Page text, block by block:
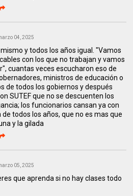
04, 2025
y todos los años igual. "Vamos
con los que no trabajan y vamos
cuantas veces escucharon eso de
ministros de educación o
de todos los gobiernos y después
SUTEF que no se descuenten los
los funcionarios cansan ya con
de todos los años, que no es mas que
y la gilada
05, 2025
que aprenda si no hay clases todo